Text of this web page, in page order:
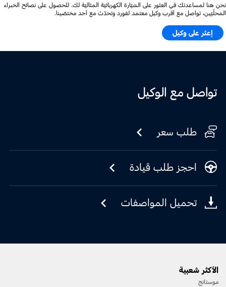
نحن هنا لمساعدتك في العثور على السّيّارة الكهربائيّة المثاليّة لك. للحصول على نصائح الخبراء
المحلّيّين، تواصل مع أقرب وكيل معتمد لفورد وتحدّث مع أحد مختصّينا.
إعثر على وكيل
تواصل مع الوكيل
طلب سعر
احجز طلب قيادة
تحميل المواصفات
الأكثر شعبية
موستانج